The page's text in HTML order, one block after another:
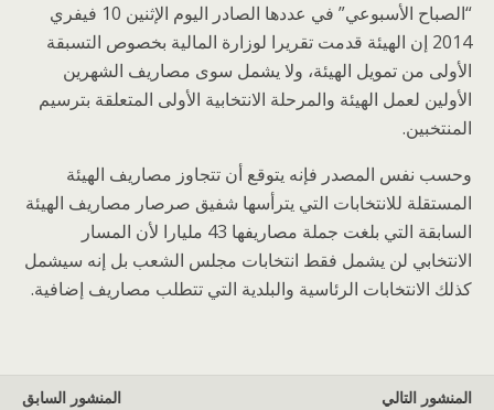
“الصباح الأسبوعي” في عددها الصادر اليوم الإثنين 10 فيفري
2014 إن الهيئة قدمت تقريرا لوزارة المالية بخصوص التسبقة
الأولى من تمويل الهيئة، ولا يشمل سوى مصاريف الشهرين
الأولين لعمل الهيئة والمرحلة الانتخابية الأولى المتعلقة بترسيم
المنتخبين.
وحسب نفس المصدر فإنه يتوقع أن تتجاوز مصاريف الهيئة
المستقلة للانتخابات التي يترأسها شفيق صرصار مصاريف الهيئة
السابقة التي بلغت جملة مصاريفها 43 مليارا لأن المسار
الانتخابي لن يشمل فقط انتخابات مجلس الشعب بل إنه سيشمل
كذلك الانتخابات الرئاسية والبلدية التي تتطلب مصاريف إضافية.
المنشور السابق
المنشور التالي